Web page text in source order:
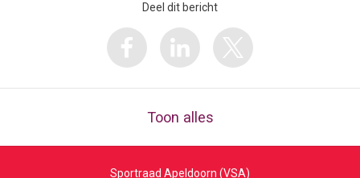
Deel dit bericht
Toon alles
Sportraad Apeldoorn (VSA)